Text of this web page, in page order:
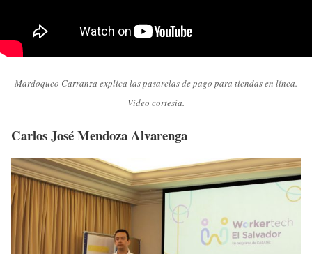
Mardoqueo Carranza explica las pasarelas de pago para tiendas en línea.
Vídeo cortesía.
Carlos José Mendoza Alvarenga